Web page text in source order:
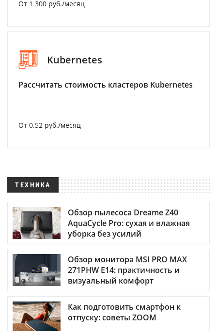
От 1 300 руб./месяц
Kubernetes
Рассчитать стоимость кластеров Kubernetes
От 0.52 руб./месяц
ТЕХНИКА
Обзор пылесоса Dreame Z40
AquaCycle Pro: сухая и влажная
уборка без усилий
Обзор монитора MSI PRO MAX
271PHW E14: практичность и
визуальный комфорт
Как подготовить смартфон к
отпуску: советы ZOOM